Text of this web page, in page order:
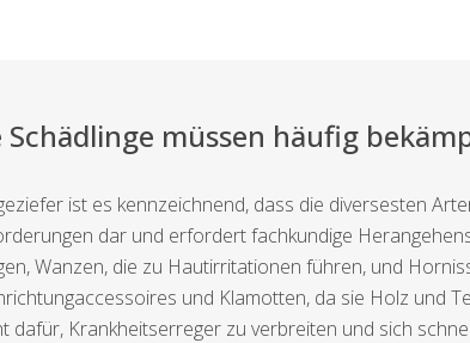
Schädlinge müssen häufig
ist es kennzeichnend, dass die diversesten
dar und erfordert fachkundige
Wanzen, die zu Hautirritationen führen, und
und Klamotten, da sie Holz und
dafür, Krankheitserreger zu verbreiten und sich